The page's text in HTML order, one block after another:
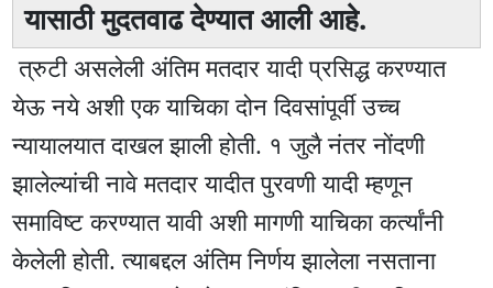
यासाठी मुदतवाढ देण्यात आली आहे.
त्रुटी असलेली अंतिम मतदार यादी प्रसिद्ध करण्यात
येऊ नये अशी एक याचिका दोन दिवसांपूर्वी उच्च
न्यायालयात दाखल झाली होती. १ जुलै नंतर नोंदणी
झालेल्यांची नावे मतदार यादीत पुरवणी यादी म्हणून
समाविष्ट करण्यात यावी अशी मागणी याचिका कर्त्यांनी
केलेली होती. त्याबद्दल अंतिम निर्णय झालेला नसताना